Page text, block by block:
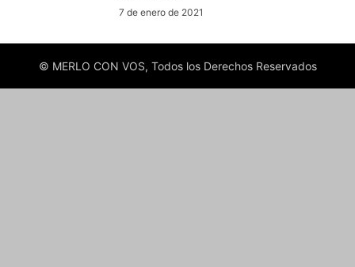
7 de enero de 2021
© MERLO CON VOS, Todos los Derechos Reservados